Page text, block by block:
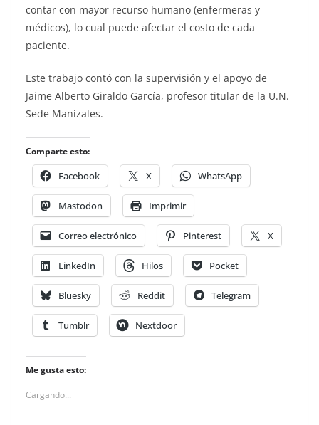
contar con mayor recurso humano (enfermeras y
médicos), lo cual puede afectar el costo de cada
paciente.
Este trabajo contó con la supervisión y el apoyo de
Jaime Alberto Giraldo García, profesor titular de la U.N.
Sede Manizales.
Comparte esto:
Facebook X WhatsApp
Mastodon Imprimir
Correo electrónico Pinterest X
LinkedIn Hilos Pocket
Bluesky Reddit Telegram
Tumblr Nextdoor
Me gusta esto:
Cargando...